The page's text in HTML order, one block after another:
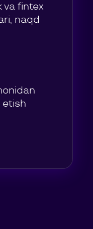
va fintex
naqd
etish